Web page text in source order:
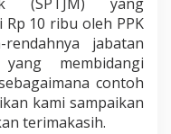
10 ribu oleh PPK
jabatan
membidangi
contoh
kami sampaikan
terimakasih.